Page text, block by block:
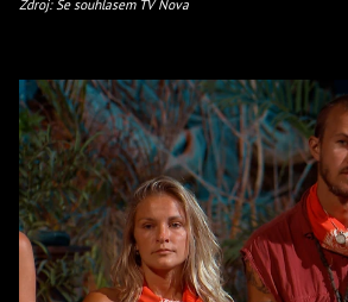
Zdroj: Se souhlasem TV Nova